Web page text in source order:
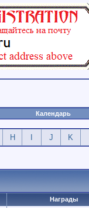
Календарь
H J K
Награды